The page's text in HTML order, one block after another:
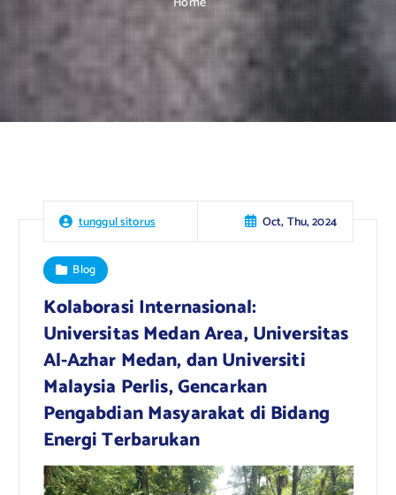
tunggul sitorus Oct, Thu, 2024
Blog
Kolaborasi Internasional:
Universitas Medan Area, Universitas
Al-Azhar Medan, dan Universiti
Malaysia Perlis, Gencarkan
Pengabdian Masyarakat di Bidang
Energi Terbarukan